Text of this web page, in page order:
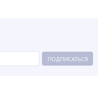
ПОДПИСАТЬСЯ